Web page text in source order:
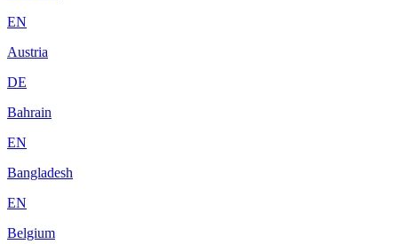
EN
Austria
DE
Bahrain
EN
Bangladesh
EN
Belgium